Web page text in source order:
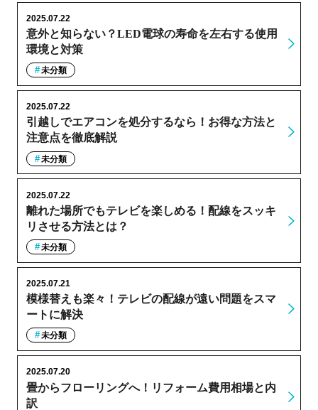
意外と知らない？LED電球の寿命を左右する使用
環境と対策
2025.07.22
未分類
引越しでエアコンを処分するなら！お得な方法と
注意点を徹底解説
2025.07.22
未分類
離れた場所でもテレビを楽しめる！配線をスッキ
リさせる方法とは？
2025.07.22
未分類
模様替えも楽々！テレビの配線が遠い問題をスマ
ートに解決
2025.07.21
未分類
畳からフローリングへ！リフォーム費用相場と内
訳
2025.07.20